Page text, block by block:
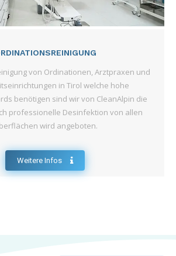
von Ordinationen, Arztpraxen und
in Tirol welche hohe
benötigen sind wir von CleanAlpin die
professionelle Desinfektion von allen
wird angeboten.
Weitere Infos